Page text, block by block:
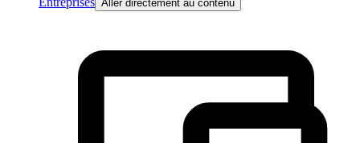
Aller directement au contenu